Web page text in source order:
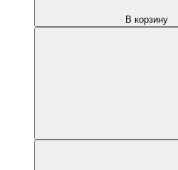
В корзину